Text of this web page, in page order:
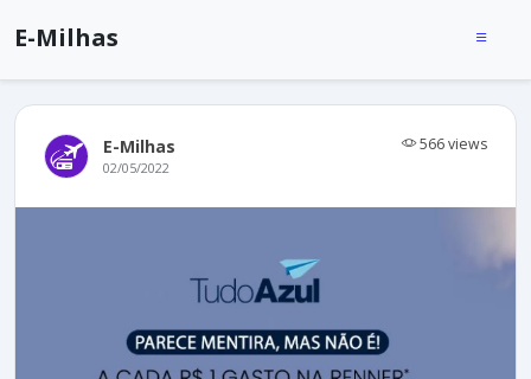
E-Milhas
E-Milhas 566 views
02/05/2022